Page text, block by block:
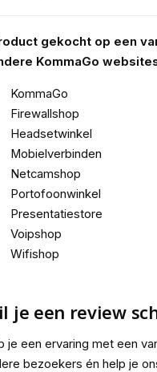
gekocht op een
KommaGo
KommaGo
Firewallshop
Headsetwinkel
Mobielverbinden
Netcamshop
Portofoonwinkel
Presentatiestore
Voipshop
Wifishop
je een review
je een ervaring met een
bezoekers én help je